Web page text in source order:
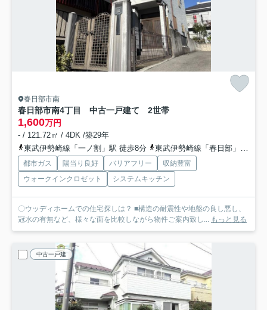
春日部市南
春日部市南4丁目 中古一戸建て 2世帯
1,600万円
- / 121.72㎡ / 4DK /築29年
東武伊勢崎線「一ノ割」駅 徒歩8分
東武伊勢崎線「春日部」駅 徒歩23分
都市ガス 陽当り良好 バリアフリー
収納豊富
ウォークインクロゼット
システムキッチン
〇ウッディホームでの住宅探しは？ ■構造の耐震性や地盤の良し悪し、
冠水の有無など、様々な面を比較しながら物件ご案内致し... もっと見る
中古一戸建